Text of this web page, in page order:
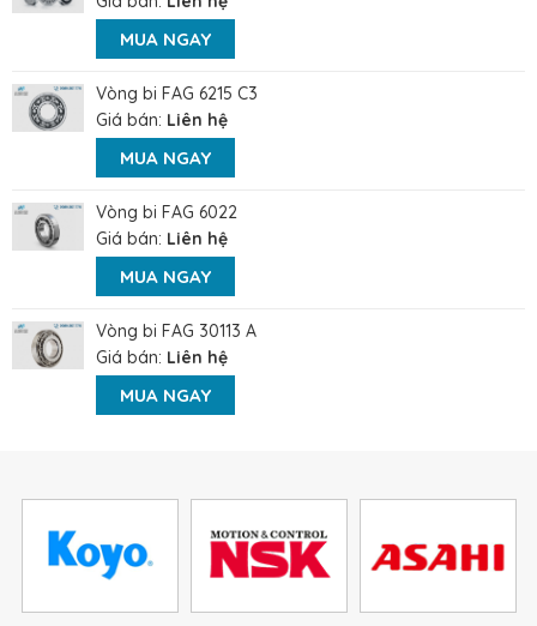
MUA NGAY
Vòng bi FAG 6215 C3
Giá bán: Liên hệ
MUA NGAY
Vòng bi FAG 6022
Giá bán: Liên hệ
MUA NGAY
Vòng bi FAG 30113 A
Giá bán: Liên hệ
MUA NGAY